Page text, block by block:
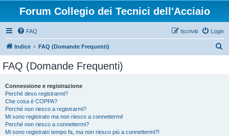
Forum Collegio dei Tecnici dell'Acciaio
FAQ Login
Iscriviti
Indice FAQ (Domande Frequenti)
FAQ (Domande Frequenti)
Connessione e registrazione
Perché devo registrarmi?
Che cosa è COPPA?
Perché non riesco a registrarmi?
Mi sono registrato ma non riesco a connettermi!
Perché non riesco a connettermi?
Mi sono registrato tempo fa, ma non riesco più a connettermi?!